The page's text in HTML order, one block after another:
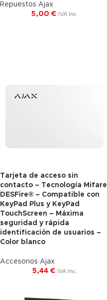
Repuestos Ajax
5,00 € IVA Inc.
Tarjeta de acceso sin
contacto – Tecnología Mifare
DESFire® – Compatible con
KeyPad Plus y KeyPad
TouchScreen – Máxima
seguridad y rápida
identificación de usuarios –
Color blanco
Accesorios Ajax
5,44 € IVA Inc.